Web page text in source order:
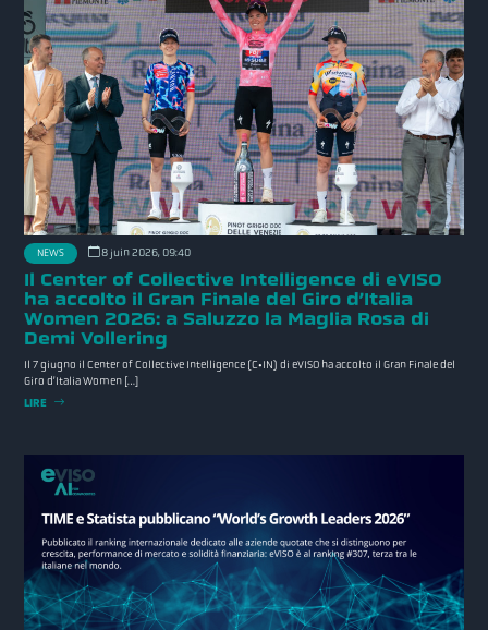
NEWS 8 juin 2026, 09:40
Il Center of Collective Intelligence di eVISO
ha accolto il Gran Finale del Giro d’Italia
Women 2026: a Saluzzo la Maglia Rosa di
Demi Vollering
Il 7 giugno il Center of Collective Intelligence (C•IN) di eVISO ha accolto il Gran Finale del
Giro d’Italia Women […]
LIRE